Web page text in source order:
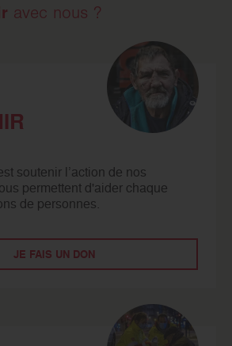
avec nous ?
soutenir l’action de nos
permettent d'aider chaque
de personnes.
JE FAIS UN DON